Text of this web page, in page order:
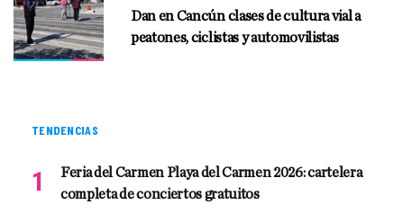
Dan en Cancún clases de cultura vial a
peatones, ciclistas y automovilistas
TENDENCIAS
Feria del Carmen Playa del Carmen 2026: cartelera
completa de conciertos gratuitos